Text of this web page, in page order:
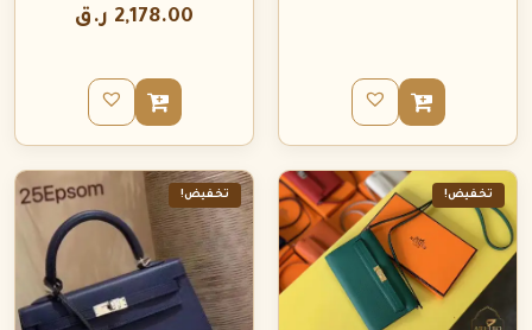
2,178.00 ر.ق
تخفيض! تخفيض!